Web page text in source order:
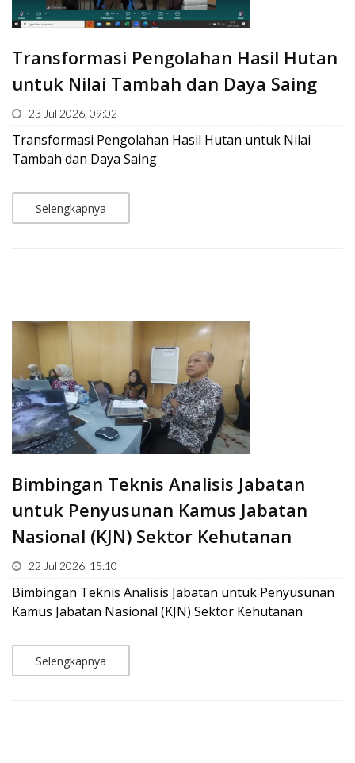
Transformasi Pengolahan Hasil Hutan
untuk Nilai Tambah dan Daya Saing
23 Jul 2026, 09:02
Transformasi Pengolahan Hasil Hutan untuk Nilai
Tambah dan Daya Saing
Selengkapnya
Bimbingan Teknis Analisis Jabatan
untuk Penyusunan Kamus Jabatan
Nasional (KJN) Sektor Kehutanan
22 Jul 2026, 15:10
Bimbingan Teknis Analisis Jabatan untuk Penyusunan
Kamus Jabatan Nasional (KJN) Sektor Kehutanan
Selengkapnya